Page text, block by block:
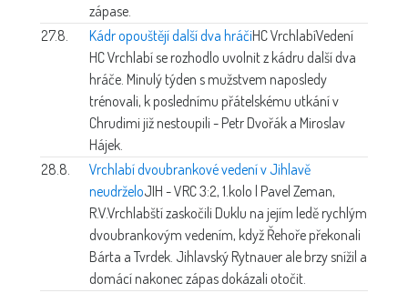
zápase.
27.8.
Kádr opouštějí další dva hráčiHC VrchlabíVedení
HC Vrchlabí se rozhodlo uvolnit z kádru další dva
hráče. Minulý týden s mužstvem naposledy
trénovali, k poslednímu přátelskému utkání v
Chrudimi již nestoupili - Petr Dvořák a Miroslav
Hájek.
28.8.
Vrchlabí dvoubrankové vedení v Jihlavě
neudrželoJIH - VRC 3:2, 1.kolo | Pavel Zeman,
R.V.Vrchlabští zaskočili Duklu na jejím ledě rychlým
dvoubrankovým vedením, když Řehoře překonali
Bárta a Tvrdek. Jihlavský Rytnauer ale brzy snížil a
domácí nakonec zápas dokázali otočit.